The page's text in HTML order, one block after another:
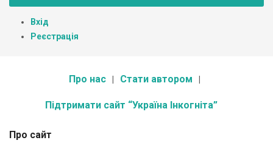
Вхід
Реєстрація
Про нас Стати автором
Підтримати сайт “Україна Інкогніта”
Про сайт